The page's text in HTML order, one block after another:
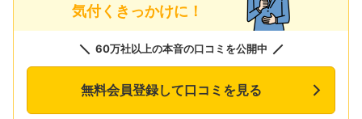
気付くきっかけに！
60万社以上の本音の口コミを公開中
無料会員登録して口コミを見る